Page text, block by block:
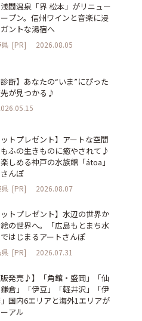
間温泉「界 松本」がリニュー
プン。信州ワインと音楽に浸
ントな湯宿へ
[PR] 2026.08.05
診断】あなたの“いま”にぴった
が見つかる♪
ットプレゼント】アートな空間
もふの生きものに癒やされて♪
しめる神戸の水族館「átoa」
んぽ
[PR] 2026.08.07
ットプレゼント】水辺の世界か
の世界へ。「広島もとまち水
はじまるアートさんぽ
[PR] 2026.07.31
版発売♪】「角館・盛岡」「仙
倉」「伊豆」「軽井沢」「伊
国内6エリアと海外1エリアが
アル